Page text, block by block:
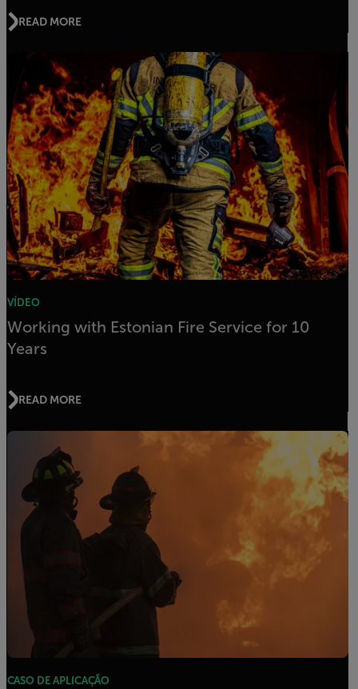
READ MORE
VÍDEO
Working with Estonian Fire Service for 10
Years
READ MORE
CASO DE APLICAÇÃO